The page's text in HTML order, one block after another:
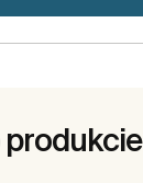
produkcie